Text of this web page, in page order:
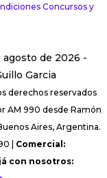
Concursos y
agosto de 2026 -
Garcia
derechos reservados
AM 990 desde Ramón
Aires, Argentina.
| Comercial:
con nosotros: